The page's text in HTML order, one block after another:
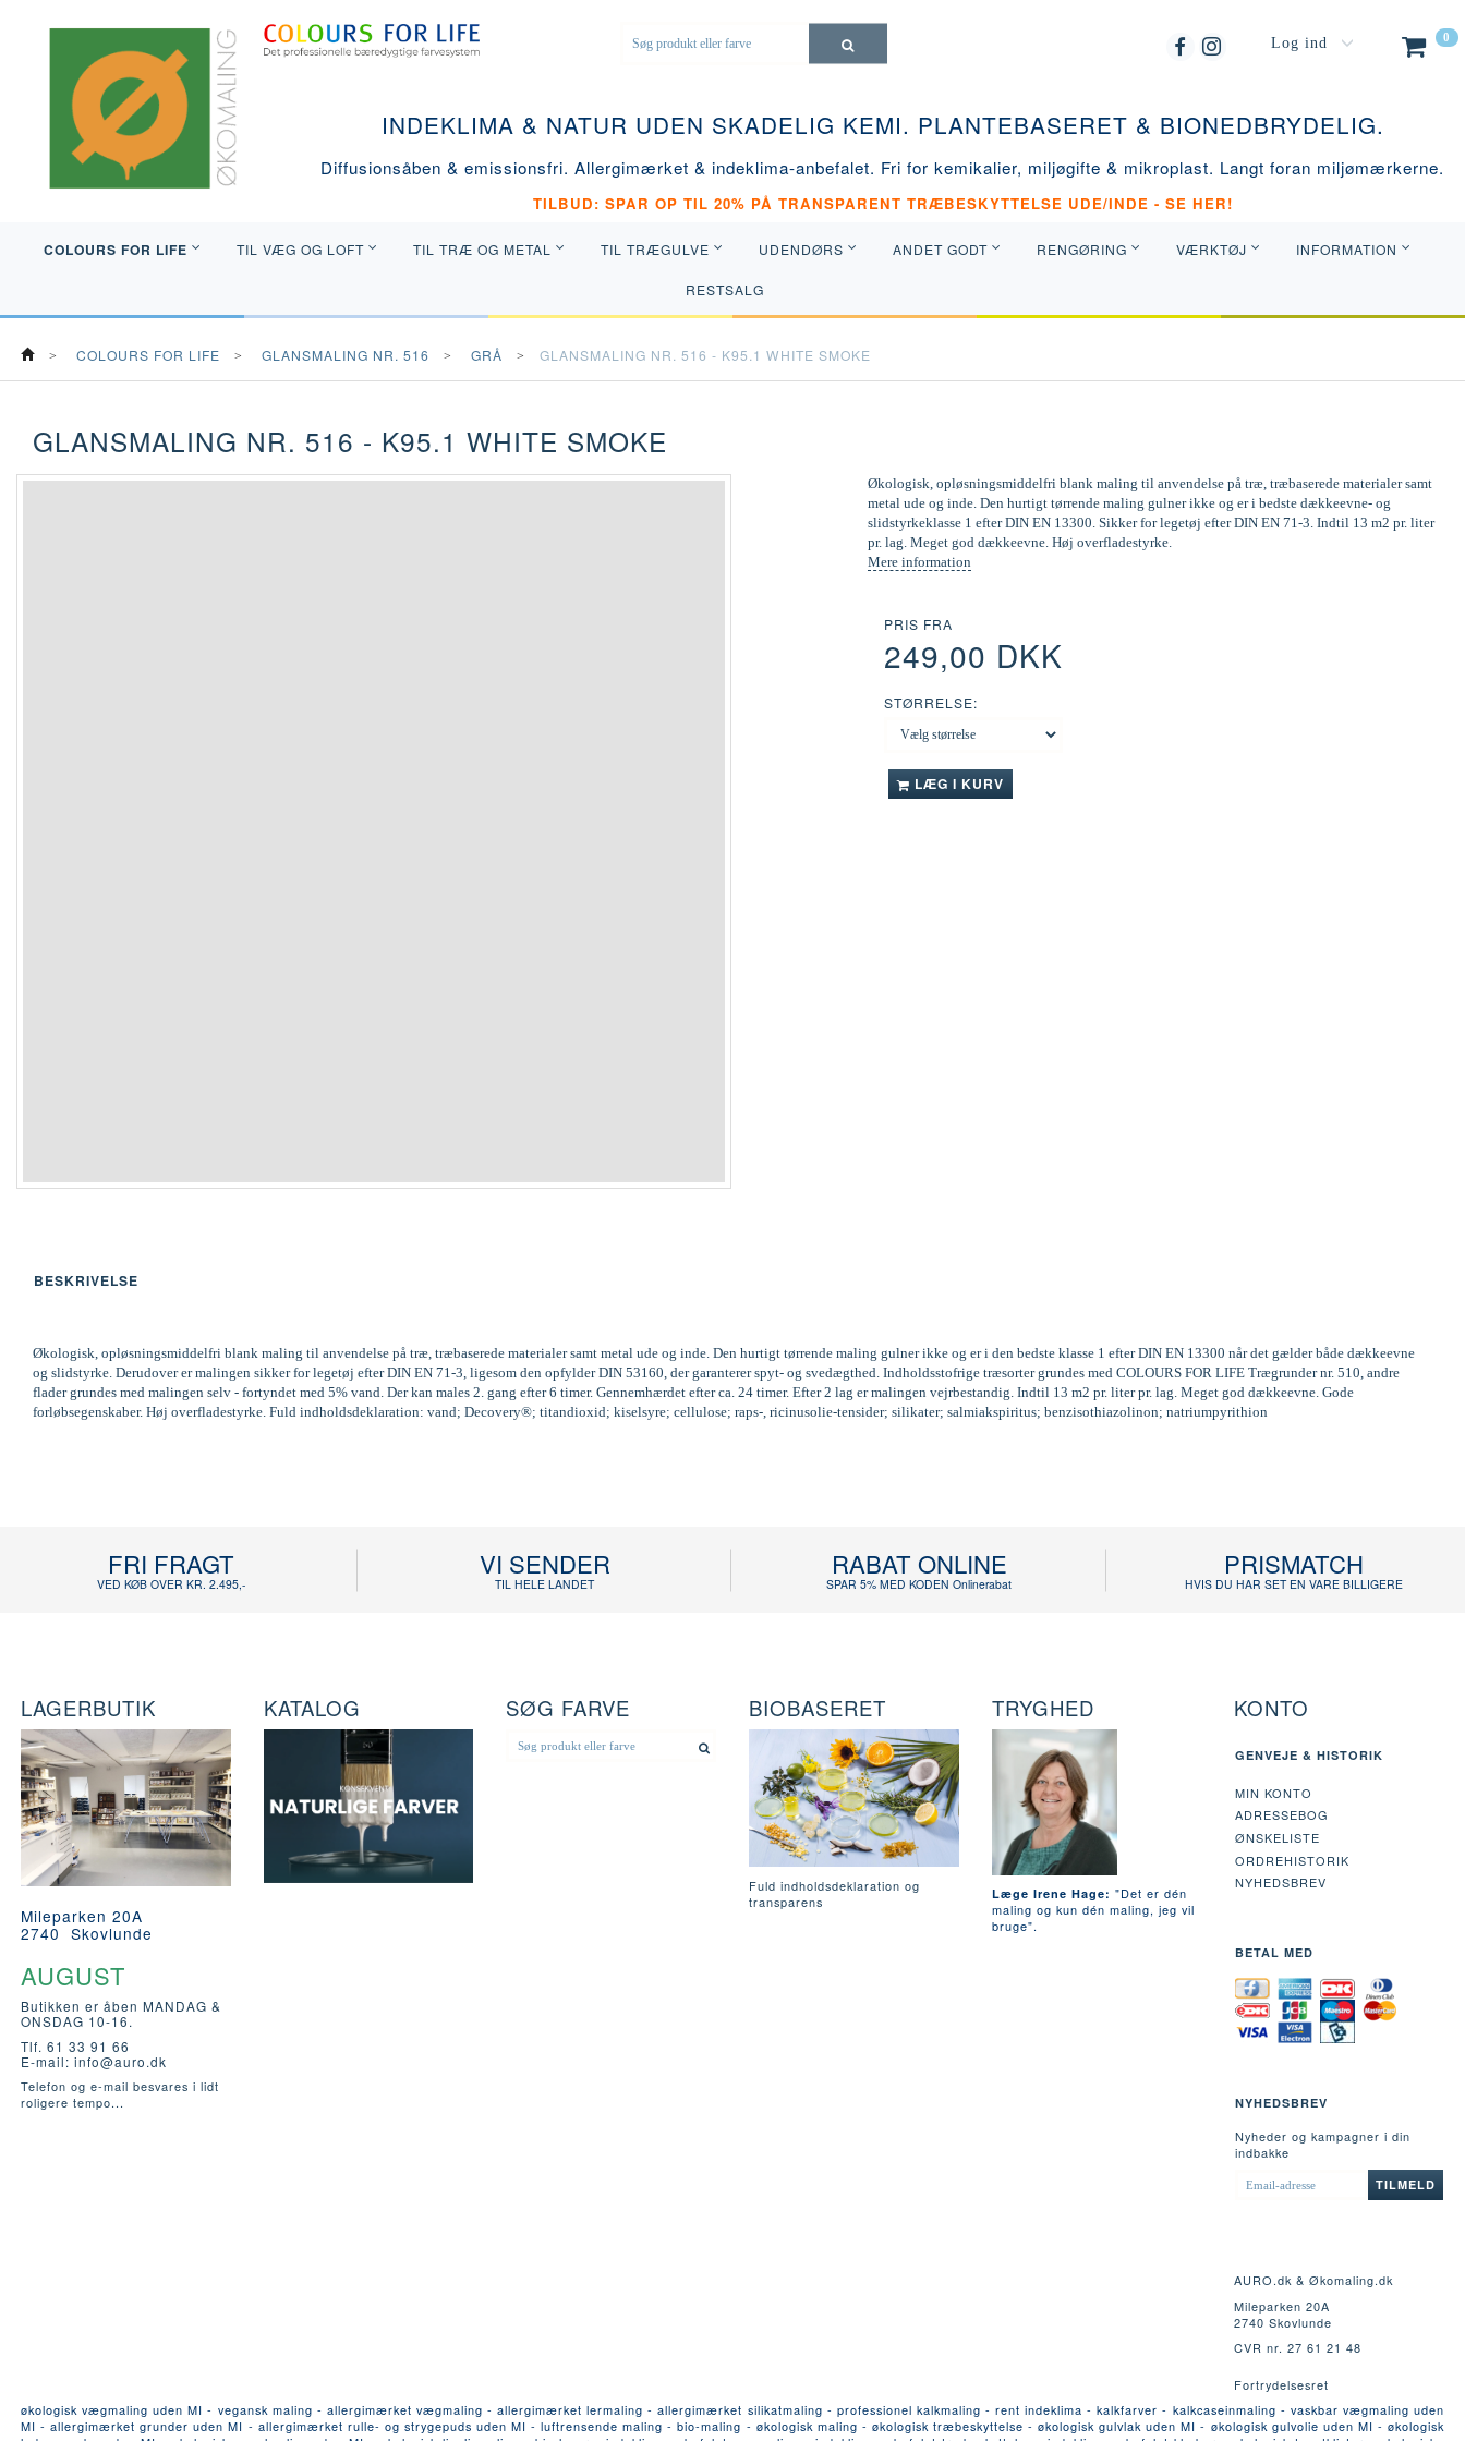
0
Log ind
INDEKLIMA & NATUR UDEN SKADELIG KEMI. PLANTEBASERET & BIONEDBRYDELIG.
Diffusionsåben & emissionsfri. Allergimærket & indeklima-anbefalet. Fri for kemikalier, miljøgifte & mikroplast. Langt foran miljømærkerne.
TILBUD: SPAR OP TIL 20% PÅ TRANSPARENT TRÆBESKYTTELSE UDE/INDE - SE HER!
COLOURS FOR LIFE TIL VÆG OG LOFT TIL TRÆ OG METAL TIL TRÆGULVE UDENDØRS ANDET GODT RENGØRING VÆRKTØJ INFORMATION
RESTSALG
COLOURS FOR LIFE GLANSMALING NR. 516 GRÅ GLANSMALING NR. 516 - K95.1 WHITE SMOKE
GLANSMALING NR. 516 - K95.1 WHITE SMOKE
Økologisk, opløsningsmiddelfri blank maling til anvendelse på træ, træbaserede materialer samt
metal ude og inde. Den hurtigt tørrende maling gulner ikke og er i bedste dækkeevne- og
slidstyrkeklasse 1 efter DIN EN 13300. Sikker for legetøj efter DIN EN 71-3. Indtil 13 m2 pr. liter
pr. lag. Meget god dækkeevne. Høj overfladestyrke.
Mere information
PRIS FRA
249,00 DKK
STØRRELSE:
LÆG I KURV
BESKRIVELSE
Økologisk, opløsningsmiddelfri blank maling til anvendelse på træ, træbaserede materialer samt metal ude og inde. Den hurtigt tørrende maling gulner ikke og er i den bedste klasse 1 efter DIN EN 13300 når det gælder både dækkeevne
og slidstyrke. Derudover er malingen sikker for legetøj efter DIN EN 71-3, ligesom den opfylder DIN 53160, der garanterer spyt- og svedægthed. Indholdsstofrige træsorter grundes med COLOURS FOR LIFE Trægrunder nr. 510, andre
flader grundes med malingen selv - fortyndet med 5% vand. Der kan males 2. gang efter 6 timer. Gennemhærdet efter ca. 24 timer. Efter 2 lag er malingen vejrbestandig. Indtil 13 m2 pr. liter pr. lag. Meget god dækkeevne. Gode
forløbsegenskaber. Høj overfladestyrke. Fuld indholdsdeklaration: vand; Decovery®; titandioxid; kiselsyre; cellulose; raps-, ricinusolie-tensider; silikater; salmiakspiritus; benzisothiazolinon; natriumpyrithion
FRI FRAGT
VED KØB OVER KR. 2.495,-
VI SENDER
TIL HELE LANDET
RABAT ONLINE
SPAR 5% MED KODEN Onlinerabat
PRISMATCH
HVIS DU HAR SET EN VARE BILLIGERE
LAGERBUTIK
Mileparken 20A
2740 Skovlunde
AUGUST
Butikken er åben MANDAG &
ONSDAG 10-16.
Tlf. 61 33 91 66
E-mail: info@auro.dk
Telefon og e-mail besvares i lidt
roligere tempo...
KATALOG SØG FARVE BIOBASERET
Fuld indholdsdeklaration og
transparens
TRYGHED
Læge Irene Hage: "Det er dén
maling og kun dén maling, jeg vil
bruge".
KONTO
GENVEJE & HISTORIK
MIN KONTO
ADRESSEBOG
ØNSKELISTE
ORDREHISTORIK
NYHEDSBREV
BETAL MED
NYHEDSBREV
Nyheder og kampagner i din
indbakke
EMAIL-
ADRESSE
TILMELD
AURO.dk & Økomaling.dk
Mileparken 20A
2740 Skovlunde
CVR nr. 27 61 21 48
Fortrydelsesret
økologisk vægmaling uden MI - vegansk maling - allergimærket vægmaling - allergimærket lermaling - allergimærket silikatmaling - professionel kalkmaling - rent indeklima - kalkfarver - kalkcaseinmaling - vaskbar vægmaling uden
MI - allergimærket grunder uden MI - allergimærket rulle- og strygepuds uden MI - luftrensende maling - bio-maling - økologisk maling - økologisk træbeskyttelse - økologisk gulvlak uden MI - økologisk gulvolie uden MI - økologisk